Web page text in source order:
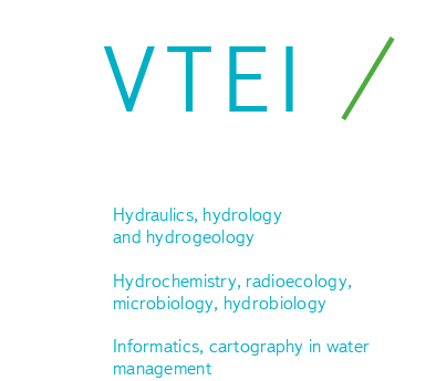
VTEI
Hydraulics, hydrology
and hydrogeology
Hydrochemistry, radioecology,
microbiology, hydrobiology
Informatics, cartography in water
management